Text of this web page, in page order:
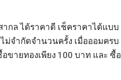
กล ได้ราคาดี เช็คราคาได้แบบ
ม่จำกัดจำนวนครั้ง เมื่อออมครบ
ขายทองเพียง 100 บาท และ ซื้อ